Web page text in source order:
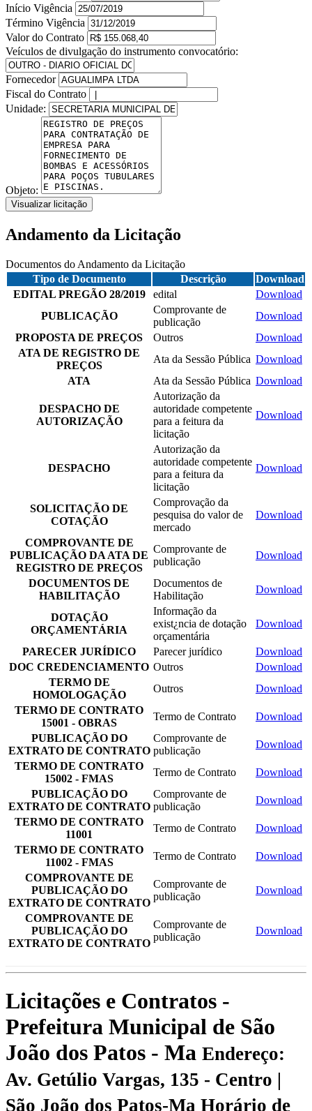
Início Vigência
Término Vigência
Valor do Contrato
Veículos de divulgação do instrumento convocatório:
Fornecedor
Fiscal do Contrato
Unidade:
Objeto:
Visualizar licitação
Andamento da Licitação
Documentos do Andamento da Licitação
Tipo de Documento
Descrição
Download
EDITAL PREGÃO 28/2019
edital
Download
PUBLICAÇÃO
Comprovante de
publicação
Download
PROPOSTA DE PREÇOS
Outros
Download
ATA DE REGISTRO DE
PREÇOS
Ata da Sessão Pública Download
ATA
Ata da Sessão Pública Download
DESPACHO DE
AUTORIZAÇÃO
Autorização da
autoridade competente
para a feitura da
licitação
Download
DESPACHO
Autorização da
autoridade competente
para a feitura da
licitação
Download
SOLICITAÇÃO DE
COTAÇÃO
Comprovação da
pesquisa do valor de
mercado
Download
COMPROVANTE DE
PUBLICAÇÃO DA ATA DE
REGISTRO DE PREÇOS
Comprovante de
publicação
Download
DOCUMENTOS DE
HABILITAÇÃO
Documentos de
Habilitação
Download
DOTAÇÃO
ORÇAMENTÁRIA
Informação da
exist¿ncia de dotação
orçamentária
Download
PARECER JURÍDICO Parecer jurídico
Download
DOC CREDENCIAMENTO Outros
Download
TERMO DE
HOMOLOGAÇÃO
Outros
Download
TERMO DE CONTRATO
15001 - OBRAS
Termo de Contrato
Download
PUBLICAÇÃO DO
EXTRATO DE CONTRATO
Comprovante de
publicação
Download
TERMO DE CONTRATO
15002 - FMAS
Termo de Contrato
Download
PUBLICAÇÃO DO
EXTRATO DE CONTRATO
Comprovante de
publicação
Download
TERMO DE CONTRATO
11001
Termo de Contrato
Download
TERMO DE CONTRATO
11002 - FMAS
Termo de Contrato
Download
COMPROVANTE DE
PUBLICAÇÃO DO
EXTRATO DE CONTRATO
Comprovante de
publicação
Download
COMPROVANTE DE
PUBLICAÇÃO DO
EXTRATO DE CONTRATO
Comprovante de
publicação
Download
Licitações e Contratos -
Prefeitura Municipal de São
João dos Patos - Ma Endereço:
Av. Getúlio Vargas, 135 - Centro |
São João dos Patos-Ma Horário de